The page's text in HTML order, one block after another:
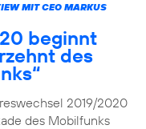
MIT CEO MARKUS
beginnt
des
2019/2020
des Mobilfunks